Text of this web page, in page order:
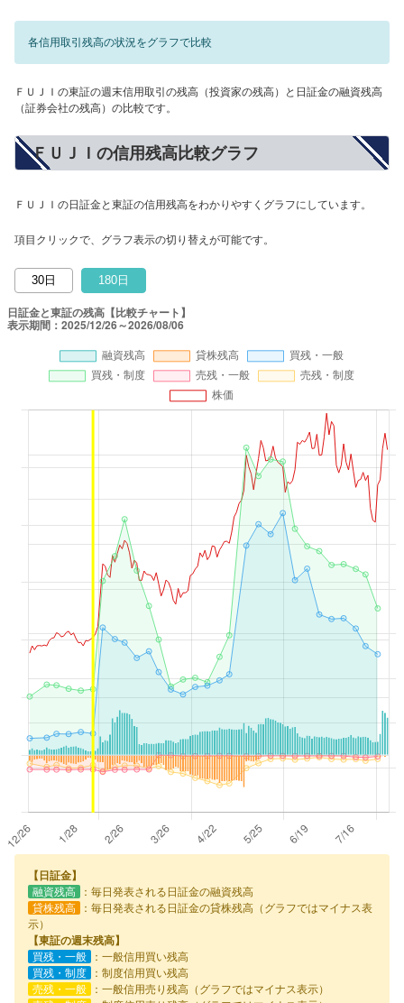
各信用取引残高の状況をグラフで比較
ＦＵＪＩの東証の週末信用取引の残高（投資家の残高）と日証金の融資残高
（証券会社の残高）の比較です。
ＦＵＪＩの信用残高比較グラフ
ＦＵＪＩの日証金と東証の信用残高をわかりやすくグラフにしています。
項目クリックで、グラフ表示の切り替えが可能です。
30日 180日
【日証金】
融資残高
：毎日発表される日証金の融資残高
貸株残高
：毎日発表される日証金の貸株残高（グラフではマイナス表
示）
【東証の週末残高】
買残・一般
：一般信用買い残高
買残・制度
：制度信用買い残高
売残・一般
：一般信用売り残高（グラフではマイナス表示）